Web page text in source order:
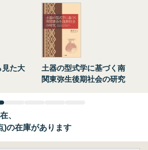
見た大
土器の型式学に基づく南
関東弥生後期社会の研究
、
)の在庫があります